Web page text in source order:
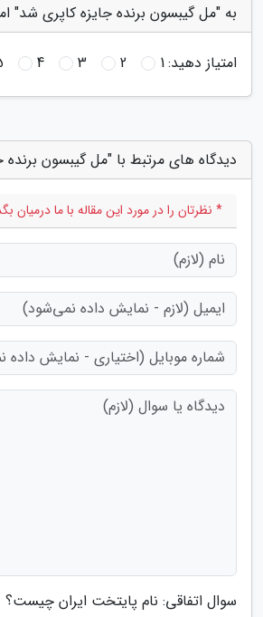
به "مل گیبسون برنده جایزه کاپری شد"
امتیاز دهید:1
2
3
4
دیدگاه های مرتبط با "مل گیبسون
* نظرتان را در مورد این مقاله با ما درمیان
سوال اتفاقی: نام پایتخت ایران چیست؟